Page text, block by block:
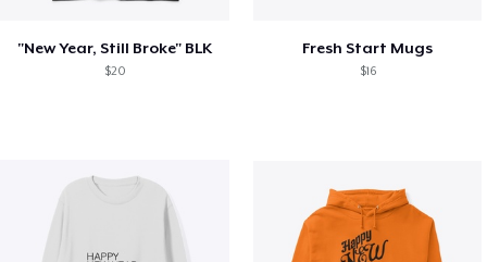
"New Year, Still Broke" BLK
$20
Fresh Start Mugs
$16